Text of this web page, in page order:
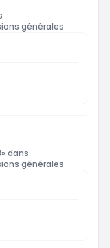
générales
» dans
générales